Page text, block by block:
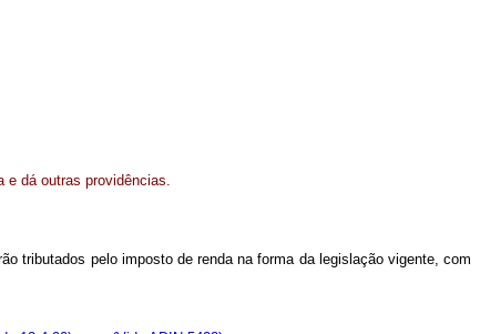
e dá outras providências.
tributados pelo imposto de renda na forma da legislação vigente, com